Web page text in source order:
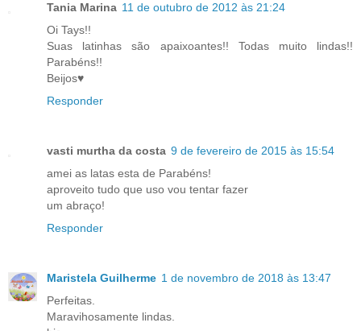
Tania Marina 11 de outubro de 2012 às 21:24
Oi Tays!!
Suas latinhas são apaixoantes!! Todas muito lindas!!
Parabéns!!
Beijos♥
Responder
vasti murtha da costa 9 de fevereiro de 2015 às 15:54
amei as latas esta de Parabéns!
aproveito tudo que uso vou tentar fazer
um abraço!
Responder
Maristela Guilherme 1 de novembro de 2018 às 13:47
Perfeitas.
Maravihosamente lindas.